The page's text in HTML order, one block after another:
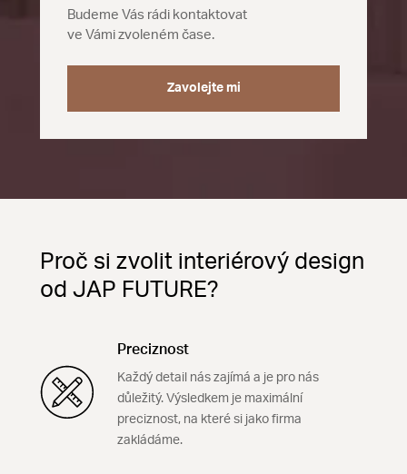
Budeme Vás rádi kontaktovat
ve Vámi zvoleném čase.
Zavolejte mi
Proč si zvolit interiérový design
od JAP FUTURE?
Preciznost
Každý detail nás zajímá a je pro nás
důležitý. Výsledkem je maximální
preciznost, na které si jako firma
zakládáme.